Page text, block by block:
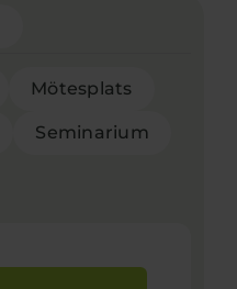
Mötesplats
Seminarium